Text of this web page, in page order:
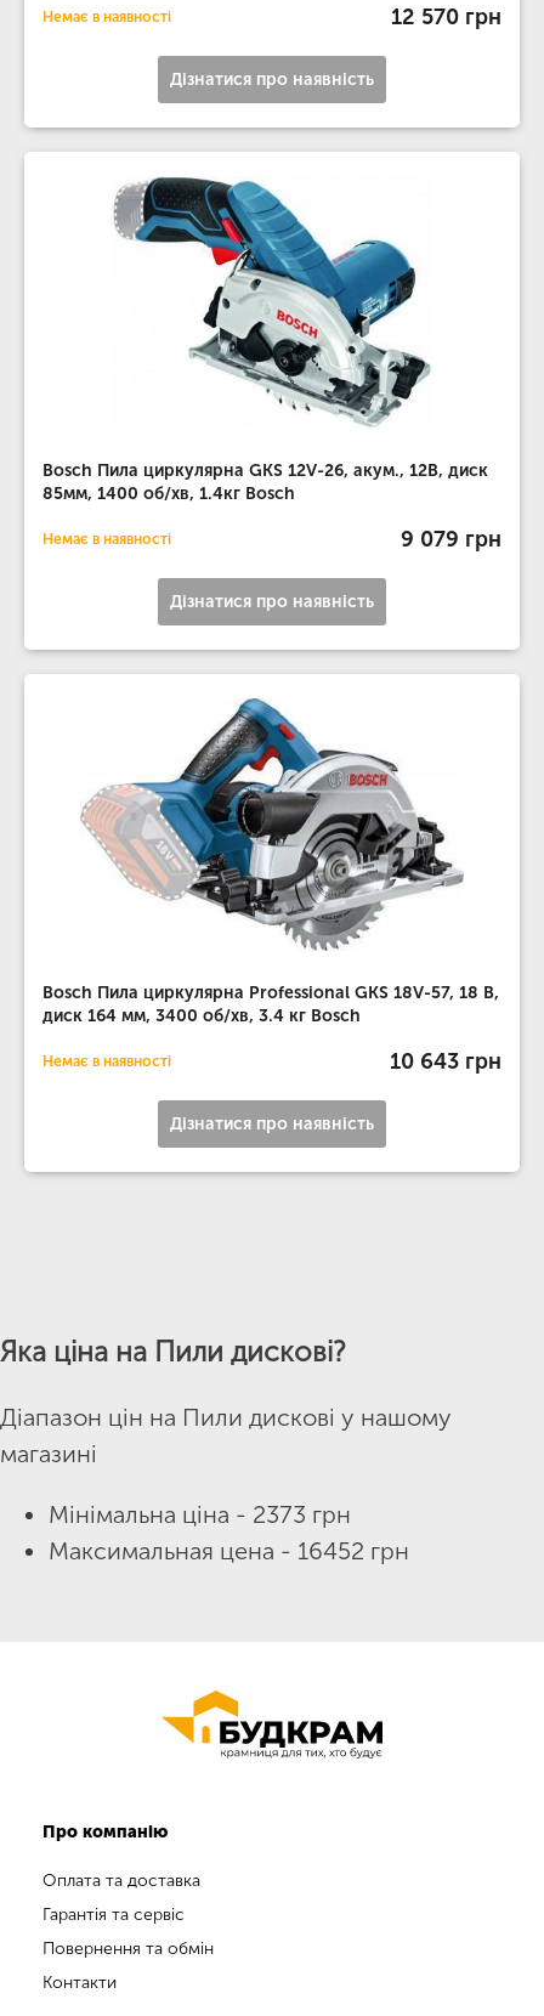
Немає в наявності 12 570 грн
Дізнатися про наявність
Bosch Пила циркулярна GKS 12V-26, акум., 12В, диск
85мм, 1400 об/хв, 1.4кг Bosch
Немає в наявності 9 079 грн
Дізнатися про наявність
Bosch Пила циркулярна Professional GKS 18V-57, 18 В,
диск 164 мм, 3400 об/хв, 3.4 кг Bosch
Немає в наявності 10 643 грн
Дізнатися про наявність
Яка ціна на Пили дискові?
Діапазон цін на Пили дискові у нашому
магазині
Мінімальна ціна - 2373 грн
Максимальная цена - 16452 грн
Про компанію
Оплата та доставка
Гарантія та сервіс
Повернення та обмін
Контакти